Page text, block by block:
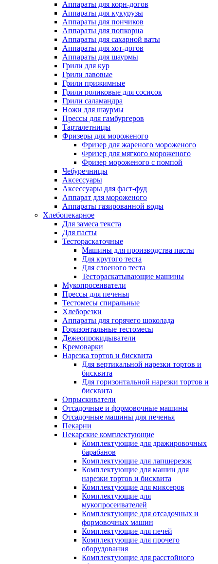
Аппараты для корн-догов
Аппараты для кукурузы
Аппараты для пончиков
Аппараты для попкорна
Аппараты для сахарной ваты
Аппараты для хот-догов
Аппараты для шаурмы
Грили для кур
Грили лавовые
Грили прижимные
Грили роликовые для сосисок
Грили саламандра
Ножи для шаурмы
Прессы для гамбургеров
Тарталетницы
Фризеры для мороженого
Фризер для жареного мороженого
Фризер для мягкого мороженого
Фризер мороженого с помпой
Чебуречницы
Аксессуары
Аксессуары для фаст-фуд
Аппарат для мороженого
Аппараты газированной воды
Хлебопекарное
Для замеса текста
Для пасты
Тестораскаточные
Машины для производства пасты
Для крутого теста
Для слоеного теста
Тестораскатывающие машины
Мукопросеиватели
Прессы для печенья
Тестомесы спиральные
Хлеборезки
Аппараты для горячего шоколада
Горизонтальные тестомесы
Дежеопрокидыватели
Кремоварки
Нарезка тортов и бисквита
Для вертикальной нарезки тортов и
бисквита
Для горизонтальной нарезки тортов и
бисквита
Опрыскиватели
Отсадочные и формовочные машины
Отсадочные машины для печенья
Пекарни
Пекарские комплектующие
Комплектующие для дражировочных
барабанов
Комплектующие для лапшерезок
Комплектующие для машин для
нарезки тортов и бисквита
Комплектующие для миксеров
Комплектующие для
мукопросеивателей
Комплектующие для отсадочных и
формовочных машин
Комплектующие для печей
Комплектующие для прочего
оборудования
Комплектующие для расстойного